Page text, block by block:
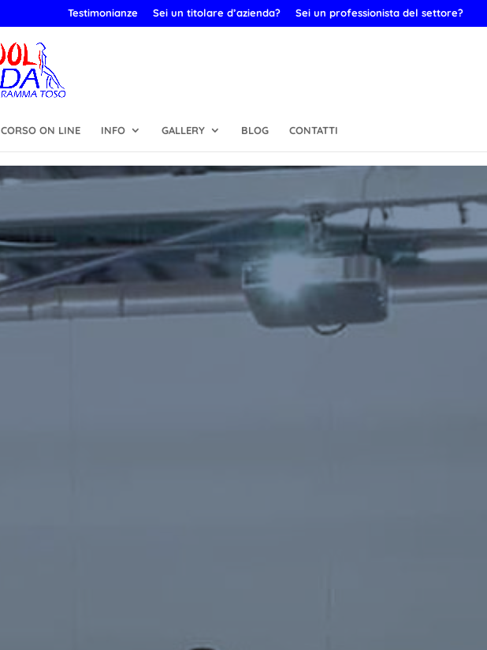
Testimonianze Sei un titolare d’azienda? Sei un professionista del settore?
CORSO ON LINE INFO GALLERY BLOG CONTATTI